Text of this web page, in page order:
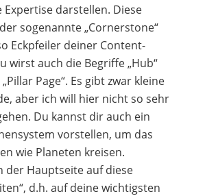
Expertise darstellen. Diese
sogenannte „Cornerstone“
Eckpfeiler deiner Content-
wirst auch die Begriffe „Hub“
Page“. Es gibt zwar kleine
aber ich will hier nicht so sehr
Du kannst dir auch ein
vorstellen, um das
wie Planeten kreisen.
der Hauptseite auf diese
d.h. auf deine wichtigsten